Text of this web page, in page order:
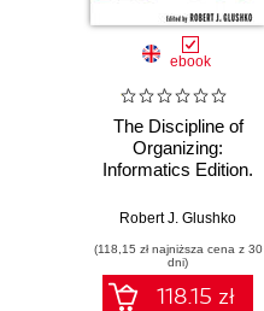
ebook
The Discipline of
Organizing:
Informatics Edition.
Robert J. Glushko
(118,15 zł najniższa cena z 30
dni)
118.15 zł